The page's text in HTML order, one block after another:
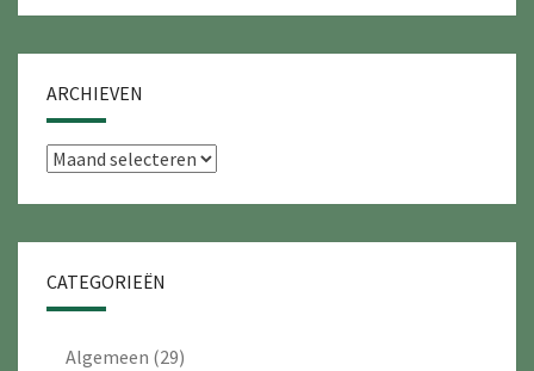
ARCHIEVEN
Archieven
CATEGORIEËN
Algemeen (29)